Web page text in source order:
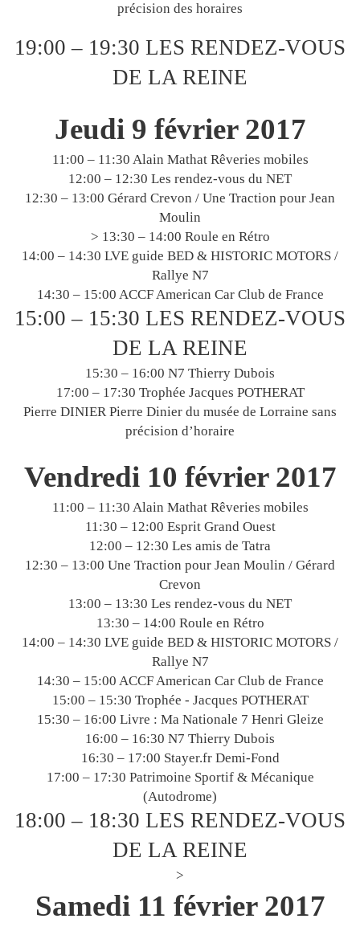
précision des horaires
19:00 – 19:30 LES RENDEZ-VOUS
DE LA REINE
Jeudi 9 février 2017
11:00 – 11:30 Alain Mathat Rêveries mobiles
12:00 – 12:30 Les rendez-vous du NET
12:30 – 13:00 Gérard Crevon / Une Traction pour Jean
Moulin
> 13:30 – 14:00 Roule en Rétro
14:00 – 14:30 LVE guide BED & HISTORIC MOTORS /
Rallye N7
14:30 – 15:00 ACCF American Car Club de France
15:00 – 15:30 LES RENDEZ-VOUS
DE LA REINE
15:30 – 16:00 N7 Thierry Dubois
17:00 – 17:30 Trophée Jacques POTHERAT
Pierre DINIER Pierre Dinier du musée de Lorraine sans
précision d’horaire
Vendredi 10 février 2017
11:00 – 11:30 Alain Mathat Rêveries mobiles
11:30 – 12:00 Esprit Grand Ouest
12:00 – 12:30 Les amis de Tatra
12:30 – 13:00 Une Traction pour Jean Moulin / Gérard
Crevon
13:00 – 13:30 Les rendez-vous du NET
13:30 – 14:00 Roule en Rétro
14:00 – 14:30 LVE guide BED & HISTORIC MOTORS /
Rallye N7
14:30 – 15:00 ACCF American Car Club de France
15:00 – 15:30 Trophée - Jacques POTHERAT
15:30 – 16:00 Livre : Ma Nationale 7 Henri Gleize
16:00 – 16:30 N7 Thierry Dubois
16:30 – 17:00 Stayer.fr Demi-Fond
17:00 – 17:30 Patrimoine Sportif & Mécanique
(Autodrome)
18:00 – 18:30 LES RENDEZ-VOUS
DE LA REINE
>
Samedi 11 février 2017